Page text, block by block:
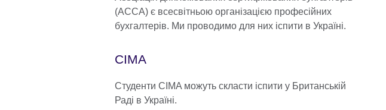
(ACCA) є всесвітньою організацією професійних
бухгалтерів. Ми проводимо для них іспити в Україні.
CIMA
Студенти CIMA можуть скласти іспити у Британській
Раді в Україні.